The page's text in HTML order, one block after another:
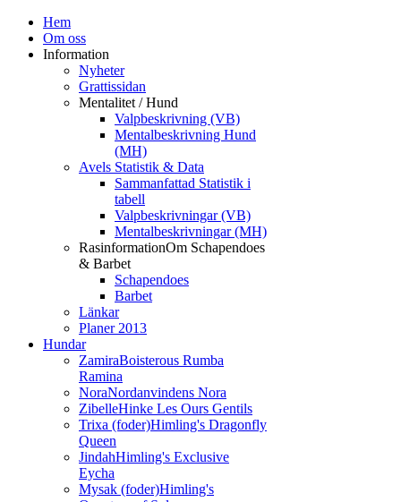
Hem
Om oss
Information
Nyheter
Grattissidan
Mentalitet / Hund
Valpbeskrivning (VB)
Mentalbeskrivning Hund
(MH)
Avels Statistik & Data
Sammanfattad Statistik i
tabell
Valpbeskrivningar (VB)
Mentalbeskrivningar (MH)
RasinformationOm Schapendoes
& Barbet
Schapendoes
Barbet
Länkar
Planer 2013
Hundar
ZamiraBoisterous Rumba
Ramina
NoraNordanvindens Nora
ZibelleHinke Les Ours Gentils
Trixa (foder)Himling's Dragonfly
Queen
JindahHimling's Exclusive
Eycha
Mysak (foder)Himling's